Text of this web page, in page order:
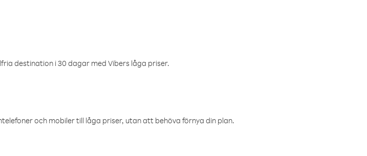
destination i 30 dagar med Vibers låga priser.
och mobiler till låga priser, utan att behöva förnya din plan.